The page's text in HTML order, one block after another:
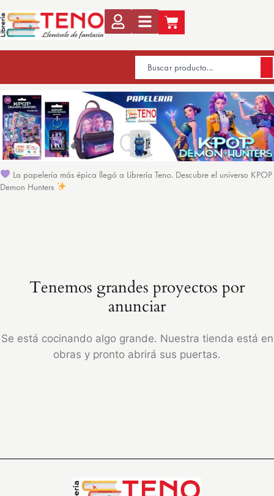
La papelería más épica llegó a Librería Teno. Descubre el universo KPOP
Demon Hunters
Tenemos grandes proyectos por
anunciar
Se está cocinando algo grande. Nuestra tienda está en
obras y pronto abrirá sus puertas.